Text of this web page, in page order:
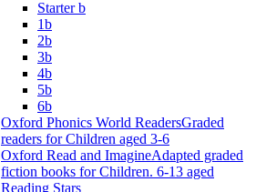
Starter b
1b
2b
3b
4b
5b
6b
Oxford Phonics World ReadersGraded
readers for Children aged 3-6
Oxford Read and ImagineAdapted graded
fiction books for Children. 6-13 aged
Reading Stars